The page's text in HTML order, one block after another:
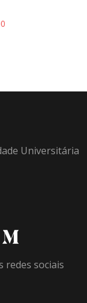
Universitária
redes sociais